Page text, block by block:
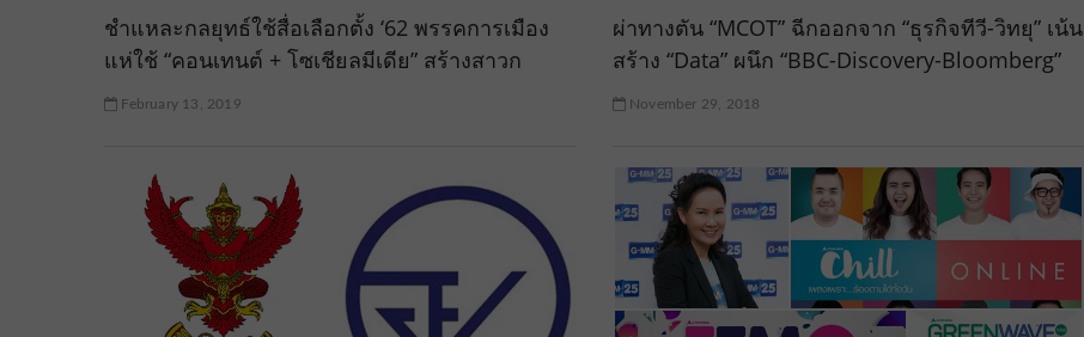
ชำแหละกลยุทธ์ใช้สื่อเลือกตั้ง ‘62 พรรคการเมือง
แห่ใช้ “คอนเทนต์ + โซเชียลมีเดีย” สร้างสาวก
February 13, 2019
ผ่าทางตัน “MCOT” ฉีกออกจาก “ธุรกิจทีวี-วิทยุ” เน้น
สร้าง “Data” ผนึก “BBC-Discovery-Bloomberg”
November 29, 2018